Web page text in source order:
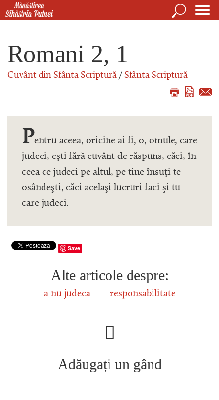
Mergi la conţinutul principal
Căutare
Romani 2, 1
Cuvânt din Sfânta Scriptură / Sfânta Scriptură
Pentru aceea, oricine ai fi, o, omule, care
judeci, eşti fără cuvânt de răspuns, căci, în
ceea ce judeci pe altul, pe tine însuţi te
osândeşti, căci acelaşi lucruri faci şi tu
care judeci.
Save
Alte articole despre:
a nu judeca responsabilitate
Adăugați un gând